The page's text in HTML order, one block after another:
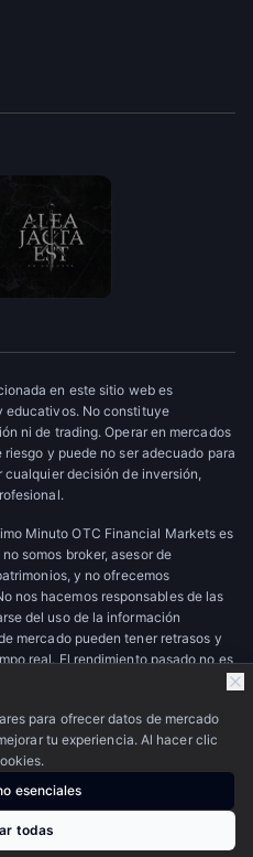
en este sitio web es
educativos. No constituye
ni de trading. Operar en mercados
y puede no ser adecuado para
cualquier decisión de inversión,
Minuto OTC Financial Markets es
somos broker, asesor de
y no ofrecemos
nos hacemos responsables de las
del uso de la información
mercado pueden tener retrasos y
real. El rendimiento pasado no es
Markets. Todos los derechos
OTC
·Contacto
para ofrecer datos de mercado
tu experiencia. Al hacer clic
esenciales
todas